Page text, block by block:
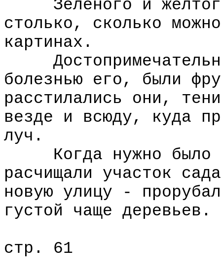
Зеленого и
столько, сколько
картинах.
болезнью его, были
расстилались они,
везде и всюду, куда
луч.
Когда нужно было
расчищали участок
новую улицу -
густой чаще деревьев.
стр. 61